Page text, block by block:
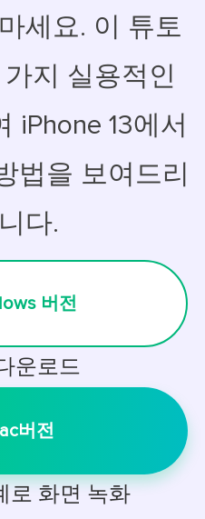
세요. 이 튜토
지 실용적인
iPhone 13에서
법을 보여드리
다.
버전
운로드
버전
로 화면 녹화